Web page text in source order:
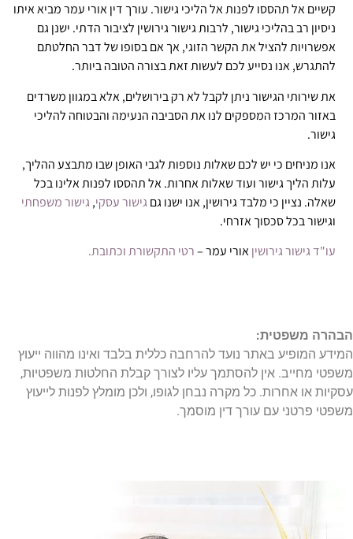
קשיים אל תהססו לפנות אל הליכי גישור. עורך דין אורי עמר מביא איתו
ניסיון רב בהליכי גישור, לרבות גישור גירושין לציבור הדתי. ישנן גם
אפשרויות להציל את הקשר הזוגי, אך אם בסופו של דבר החלטתם
להתגרש, אנו נסייע לכם לעשות זאת בצורה הטובה ביותר.
את שירותי הגישור ניתן לקבל לא רק בירושלים, אלא במגוון משרדים
באזור המרכז המספקים לנו את הסביבה הנעימה והבטוחה להליכי
גישור.
אנו מניחים כי יש לכם שאלות נוספות לגבי האופן שבו מתבצע ההליך,
עלות הליך גישור ועוד שאלות אחרות. אל תהססו לפנות אלינו בכל
שאלה. נציין כי מלבד גירושין, אנו ישנו גם גישור עסקי, גישור משפחתי
וגישור בכל סכסוך אזרחי.
עו"ד גישור גירושיןאורי עמר –רטי התקשורת וכתובת.
הבהרה משפטית:
המידע המופיע באתר נועד להרחבה כללית בלבד ואינו מהווה ייעוץ
משפטי מחייב. אין להסתמך עליו לצורך קבלת החלטות משפטיות,
עסקיות או אחרות. כל מקרה נבחן לגופו, ולכן מומלץ לפנות לייעוץ
משפטי פרטני עם עורך דין מוסמך.